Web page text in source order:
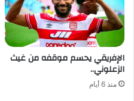
الإفريقي يحسم موقفه من غيث
الزعلوني..
منذ 6 أيام